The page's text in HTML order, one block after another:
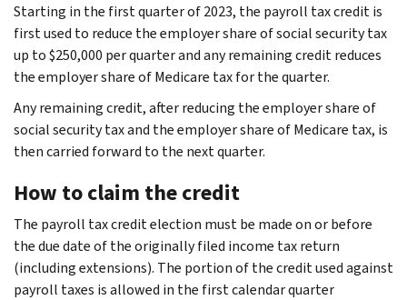
Starting in the first quarter of 2023, the payroll tax credit is
first used to reduce the employer share of social security tax
up to $250,000 per quarter and any remaining credit reduces
the employer share of Medicare tax for the quarter.
Any remaining credit, after reducing the employer share of
social security tax and the employer share of Medicare tax, is
then carried forward to the next quarter.
How to claim the credit
The payroll tax credit election must be made on or before
the due date of the originally filed income tax return
(including extensions). The portion of the credit used against
payroll taxes is allowed in the first calendar quarter